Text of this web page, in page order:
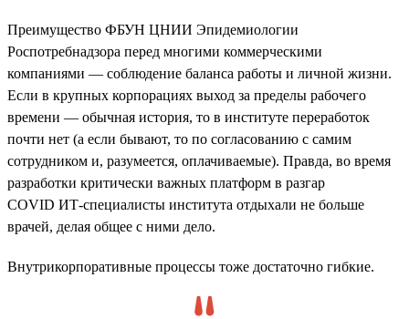
Преимущество ФБУН ЦНИИ Эпидемиологии
Роспотребнадзора перед многими коммерческими
компаниями — соблюдение баланса работы и личной жизни.
Если в крупных корпорациях выход за пределы рабочего
времени — обычная история, то в институте переработок
почти нет (а если бывают, то по согласованию с самим
сотрудником и, разумеется, оплачиваемые). Правда, во время
разработки критически важных платформ в разгар
COVID ИТ-специалисты института отдыхали не больше
врачей, делая общее с ними дело.
Внутрикорпоративные процессы тоже достаточно гибкие.